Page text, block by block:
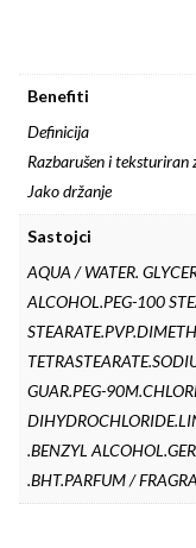
Benefiti
Definicija
Razbarušen i teksturiran
Jako držanje
Sastojci
AQUA / WATER.
ALCOHOL.PEG-100
GUAR.PEG-
.BENZYL
.BHT.PARFUM /